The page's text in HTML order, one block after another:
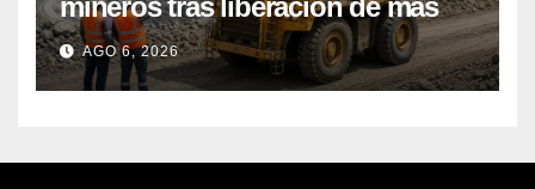
mineros tras liberación de más
de mil concesiones para explorar
cobre y oro
AGO 6, 2026